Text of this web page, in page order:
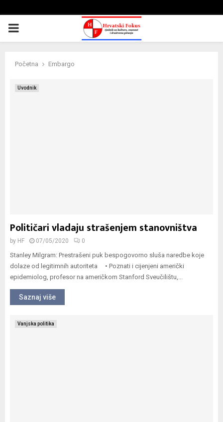
PRIMARY
Početna Embargo
Uvodnik
Političari vladaju strašenjem stanovništva
by HF 07/05/2020 0
Stanley Milgram: Prestrašeni puk bespogovorno sluša naredbe koje
dolaze od legitimnih autoriteta • Poznati i cijenjeni američki
epidemiolog, profesor na američkom Stanford Sveučilištu,...
Saznaj više
Vanjska politika